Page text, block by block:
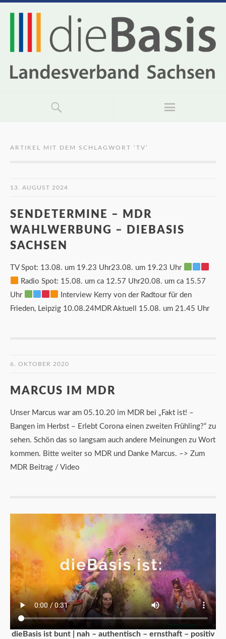
ARTIKEL MIT DEM SCHLAGWORT ‘ TV ’
13. AUGUST 2024
SENDETERMINE – MDR
WAHLWERBUNG – DIEBASIS
SACHSEN
TV Spot: 13.08. um 19.23 Uhr23.08. um 19.23 Uhr
Radio Spot: 15.08. um ca 12.57 Uhr20.08. um ca 15.57
Uhr
Interview Kerry von der Radtour für den
Frieden, Leipzig 10.08.24MDR Aktuell 15.08. um 21.45 Uhr
6. OKTOBER 2020
MARCUS IM MDR
Unser Marcus war am 05.10.20 im MDR bei „Fakt ist! –
Bangen im Herbst – Erlebt Corona einen zweiten Frühling?“ zu
sehen. Schön das so langsam auch andere Meinungen zu Wort
kommen. Bitte weiter so MDR und Danke Marcus. –> Zum
MDR Beitrag / Video
dieBasis ist bunt | nah – authentisch – ernsthaft – positiv